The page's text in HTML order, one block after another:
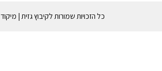
כל הזכויות שמורות לקיבוץ גזית | מיקוד 19340 | טל: 04-6768511 | אימייל:gazitmzd@k-gazit.co.il